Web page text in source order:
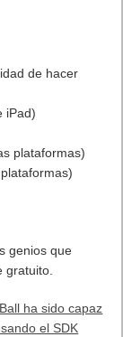
de hacer
iPad)
plataformas)
genios que
gratuito.
ha sido capaz
el SDK